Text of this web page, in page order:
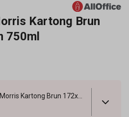
Kartong Brun
750ml
Pappersform Morris Kartong Brun 172x120x58mm 750ml